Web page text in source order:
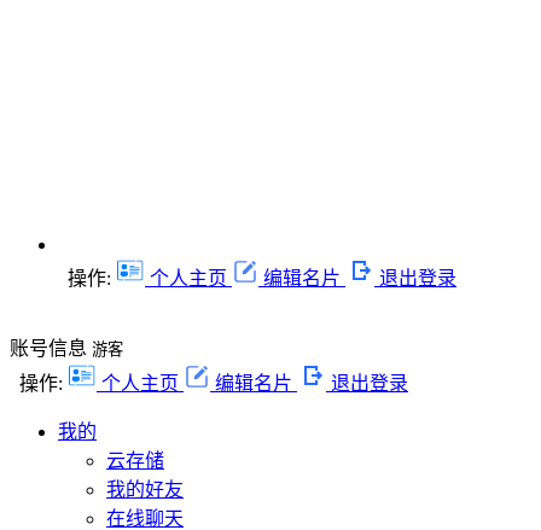
操作: 个人主页 编辑名片 退出登录
账号信息 游客
操作: 个人主页 编辑名片 退出登录
我的
云存储
我的好友
在线聊天